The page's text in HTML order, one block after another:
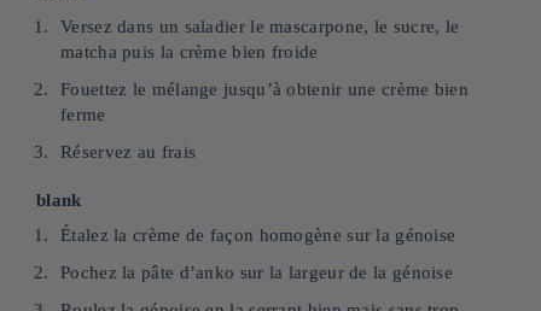
Versez dans un saladier le mascarpone, le sucre, le
matcha puis la crème bien froide
Fouettez le mélange jusqu’à obtenir une crème bien
ferme
Réservez au frais
blank
Étalez la crème de façon homogène sur la génoise
Pochez la pâte d’anko sur la largeur de la génoise